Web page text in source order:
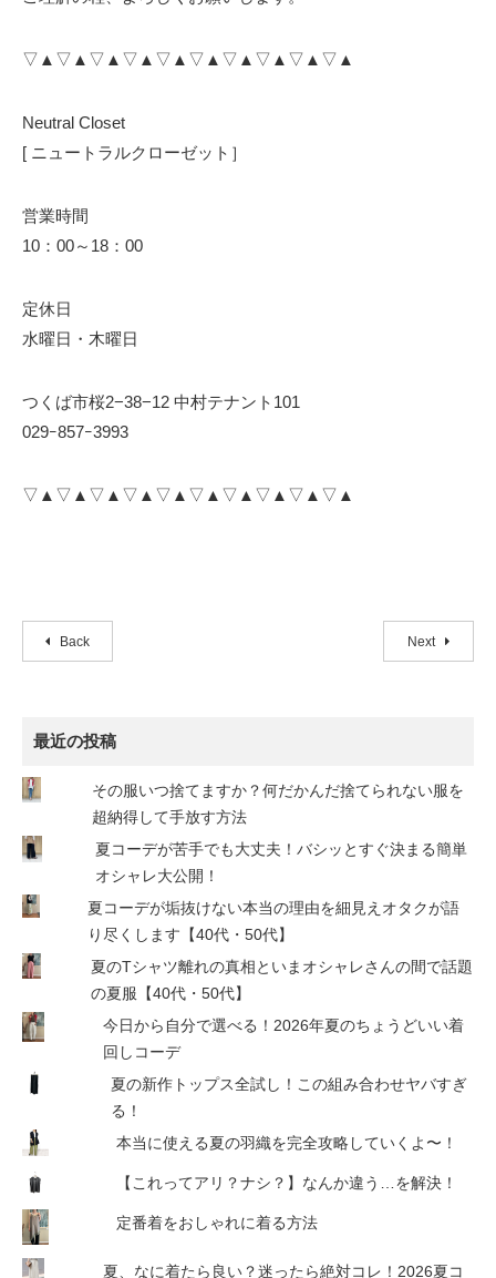
▽▲▽▲▽▲▽▲▽▲▽▲▽▲▽▲▽▲▽▲
Neutral Closet
[ ニュートラルクローゼット］
営業時間
10：00～18：00
定休日
水曜日・木曜日
つくば市桜2−38−12 中村テナント101
029ｰ857ｰ3993
▽▲▽▲▽▲▽▲▽▲▽▲▽▲▽▲▽▲▽▲
Back Next
最近の投稿
その服いつ捨てますか？何だかんだ捨てられない服を
超納得して手放す方法
夏コーデが苦手でも大丈夫！バシッとすぐ決まる簡単
オシャレ大公開！
夏コーデが垢抜けない本当の理由を細見えオタクが語
り尽くします【40代・50代】
夏のTシャツ離れの真相といまオシャレさんの間で話題
の夏服【40代・50代】
今日から自分で選べる！2026年夏のちょうどいい着
回しコーデ
夏の新作トップス全試し！この組み合わせヤバすぎ
る！
本当に使える夏の羽織を完全攻略していくよ〜！
【これってアリ？ナシ？】なんか違う…を解決！
定番着をおしゃれに着る方法
夏、なに着たら良い？迷ったら絶対コレ！2026夏コ